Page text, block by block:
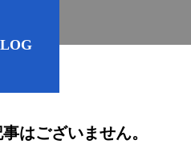
はございません。